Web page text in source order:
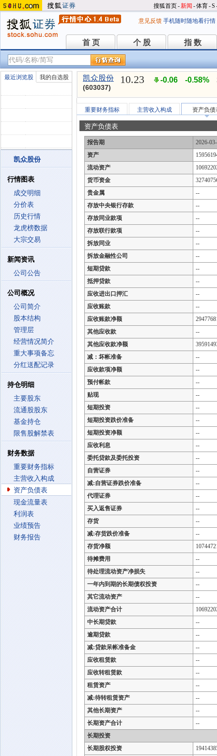
搜狐首页-新闻 -体育-S
意见反馈 手机随时随地看行情
首 页
首 页 个 股
个 股 指 数
指 数
最近浏览股 我的自选股
凯众股份
行情图表
成交明细
分价表
历史行情
龙虎榜数据
大宗交易
新闻资讯
公司公告
公司概况
公司简介
股本结构
管理层
经营情况简介
重大事项备忘
分红送配记录
持仓明细
主要股东
流通股股东
基金持仓
限售股解禁表
财务数据
重要财务指标
主营收入构成
资产负债表
现金流量表
利润表
业绩预告
财务报告
凯众股份
(603037)
10.23 -0.06 -0.58%
重要财务指标 主营收入构成 资产负债
资产负债表
报告期
2026-
资产
流动资产
货币资金
贵金属
--
存放中央银行存款
--
存放同业款项
--
存放联行款项
--
拆放同业
--
拆放金融性公司
--
短期贷款
--
抵押贷款
--
应收进出口押汇
--
应收账款
--
应收账款净额
其他应收款
--
其他应收款净额
减：坏帐准备
--
应收款项净额
--
预付帐款
--
贴现
--
短期投资
--
短期投资跌价准备
--
短期投资净额
--
应收利息
--
委托贷款及委托投资
--
自营证券
--
减:自营证券跌价准备
--
代理证券
--
买入返售证券
--
存货
--
减:存货跌价准备
--
存货净额
待摊费用
--
待处理流动资产净损失
--
一年内到期的长期债权投资
--
其它流动资产
--
流动资产合计
中长期贷款
--
逾期贷款
--
减:贷款呆帐准备金
--
应收租赁款
--
应收转租赁款
--
租赁资产
--
减:待转租赁资产
--
其他长期资产
--
长期资产合计
--
长期投资
长期股权投资